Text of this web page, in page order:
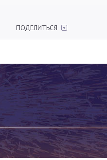
ПОДЕЛИТЬСЯ